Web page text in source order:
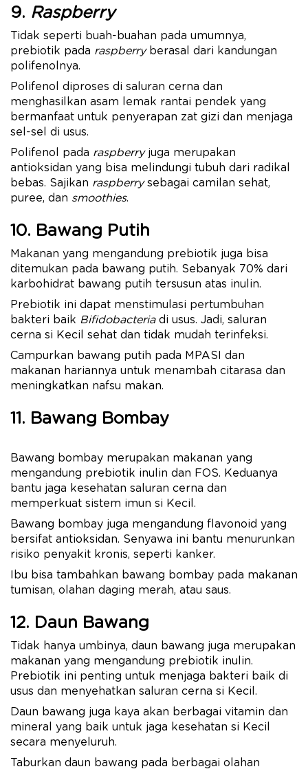
9. Raspberry
Tidak seperti buah-buahan pada umumnya,
prebiotik pada raspberryberasal dari kandungan
polifenolnya.
Polifenol diproses di saluran cerna dan
menghasilkan asam lemak rantai pendek yang
bermanfaat untuk penyerapan zat gizi dan menjaga
sel-sel di usus.
Polifenol pada raspberry juga merupakan
antioksidan yang bisa melindungi tubuh dari radikal
bebas. Sajikan raspberrysebagai camilan sehat,
puree, dan smoothies.
10. Bawang Putih
Makanan yang mengandung prebiotik juga bisa
ditemukan pada bawang putih. Sebanyak 70% dari
karbohidrat bawang putih tersusun atas inulin.
Prebiotik ini dapat menstimulasi pertumbuhan
bakteri baik Bifidobacteria di usus. Jadi, saluran
cerna si Kecil sehat dan tidak mudah terinfeksi.
Campurkan bawang putih pada MPASI dan
makanan hariannya untuk menambah citarasa dan
meningkatkan nafsu makan.
11. Bawang Bombay
Bawang bombay merupakan makanan yang
mengandung prebiotik inulin dan FOS. Keduanya
bantu jaga kesehatan saluran cerna dan
memperkuat sistem imun si Kecil.
Bawang bombay juga mengandung flavonoid yang
bersifat antioksidan. Senyawa ini bantu menurunkan
risiko penyakit kronis, seperti kanker.
Ibu bisa tambahkan bawang bombay pada makanan
tumisan, olahan daging merah, atau saus.
12. Daun Bawang
Tidak hanya umbinya, daun bawang juga merupakan
makanan yang mengandung prebiotik inulin.
Prebiotik ini penting untuk menjaga bakteri baik di
usus dan menyehatkan saluran cerna si Kecil.
Daun bawang juga kaya akan berbagai vitamin dan
mineral yang baik untuk jaga kesehatan si Kecil
secara menyeluruh.
Taburkan daun bawang pada berbagai olahan